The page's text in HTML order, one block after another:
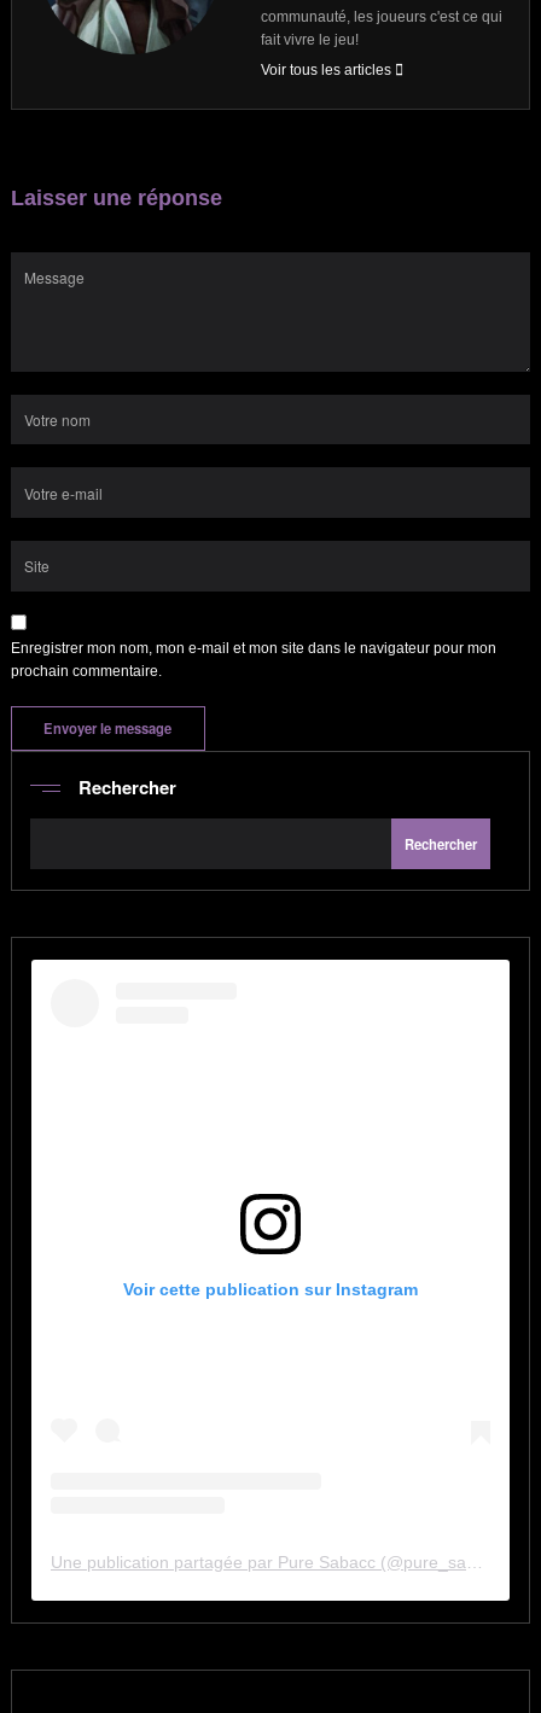
communauté, les joueurs c'est ce qui
fait vivre le jeu!
Voir tous les articles
Laisser une réponse
Enregistrer mon nom, mon e-mail et mon site dans le navigateur pour mon
prochain commentaire.
Rechercher
Rechercher
Voir cette publication sur Instagram